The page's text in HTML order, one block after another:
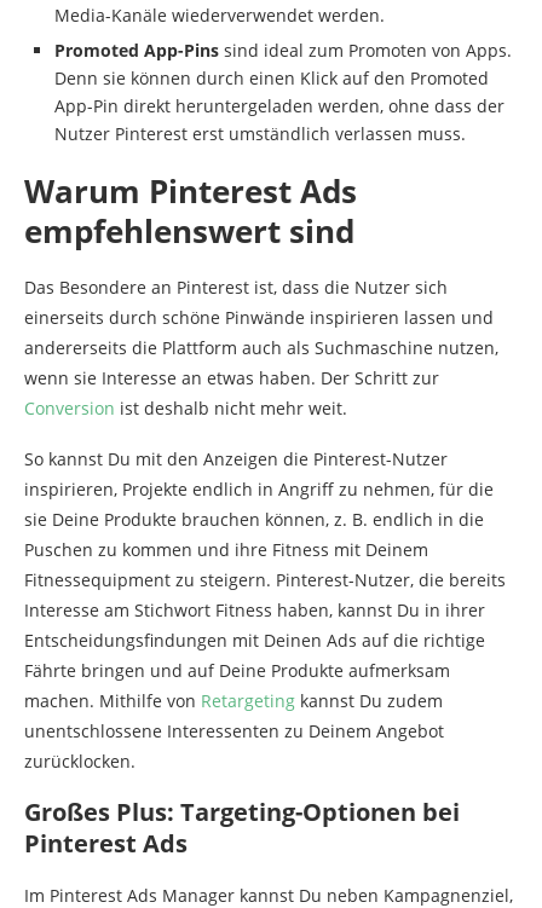
Media-Kanäle wiederverwendet werden.
Promoted App-Pins sind ideal zum Promoten von Apps.
Denn sie können durch einen Klick auf den Promoted
App-Pin direkt heruntergeladen werden, ohne dass der
Nutzer Pinterest erst umständlich verlassen muss.
Warum Pinterest Ads
empfehlenswert sind
Das Besondere an Pinterest ist, dass die Nutzer sich
einerseits durch schöne Pinwände inspirieren lassen und
andererseits die Plattform auch als Suchmaschine nutzen,
wenn sie Interesse an etwas haben. Der Schritt zur
Conversion ist deshalb nicht mehr weit.
So kannst Du mit den Anzeigen die Pinterest-Nutzer
inspirieren, Projekte endlich in Angriff zu nehmen, für die
sie Deine Produkte brauchen können, z. B. endlich in die
Puschen zu kommen und ihre Fitness mit Deinem
Fitnessequipment zu steigern. Pinterest-Nutzer, die bereits
Interesse am Stichwort Fitness haben, kannst Du in ihrer
Entscheidungsfindungen mit Deinen Ads auf die richtige
Fährte bringen und auf Deine Produkte aufmerksam
machen. Mithilfe von Retargeting kannst Du zudem
unentschlossene Interessenten zu Deinem Angebot
zurücklocken.
Großes Plus: Targeting-Optionen bei
Pinterest Ads
Im Pinterest Ads Manager kannst Du neben Kampagnenziel,